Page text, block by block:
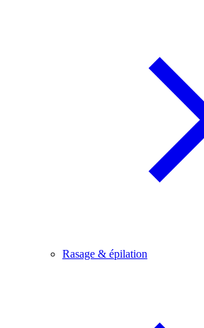
Rasage & épilation